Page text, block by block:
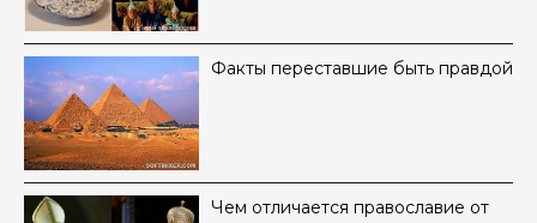
Факты переставшие быть правдой
Чем отличается православие от